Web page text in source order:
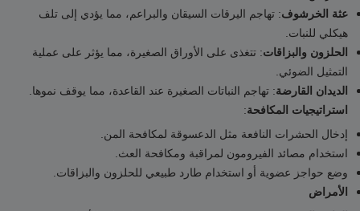
عثة الخرشوف: تهاجم اليرقات السيقان والبراعم، مما يؤدي إلى تلف
هيكلي للنبات.
الحلزون والبزاقات: تتغذى على الأوراق الصغيرة، مما يؤثر على عملية
التمثيل الضوئي.
الديدان القارضة: تهاجم النباتات الصغيرة عند القاعدة، مما يوقف نموها.
استراتيجيات المكافحة:
إدخال الحشرات النافعة مثل الدعسوقة لمكافحة المن.
استخدام مصائد الفيرومون لمراقبة ومكافحة العث.
وضع حواجز عضوية أو استخدام طارد طبيعي للحلزون والبزاقات.
الأمراض